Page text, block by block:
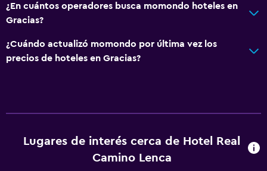
¿En cuántos operadores busca momondo hoteles en
Gracias?
¿Cuándo actualizó momondo por última vez los
precios de hoteles en Gracias?
Lugares de interés cerca de Hotel Real
Camino Lenca